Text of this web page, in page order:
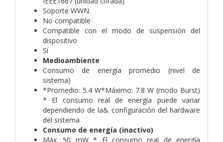
Soporte WWN
No compatible
Compatible con el modo de suspensión del
dispositivo
Sí
Medioambiente
Consumo de energía promedio (nivel de
sistema)
*Promedio: 5.4 W*Máximo: 7.8 W (modo Burst)
* El consumo real de energía puede variar
dependiendo de la& configuración del hardware
del sistema
Consumo de energía (inactivo)
Máx. 50 mW * El consumo real de energía